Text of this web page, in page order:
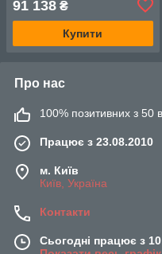
217(167) л/хв неірж LEO
3.0
91 138 ₴
Купити
Про нас
100% позитивних з 50
Працює з 23.08.2010
м. Київ
Київ, Україна
Контакти
Сьогодні працює з